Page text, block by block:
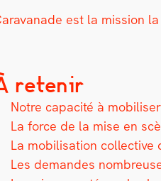
est la mis­sion
retenir
Notre capac­ité à
La force de la mise en
La mobil­i­sa­tion col­lec­tive
Les deman­des